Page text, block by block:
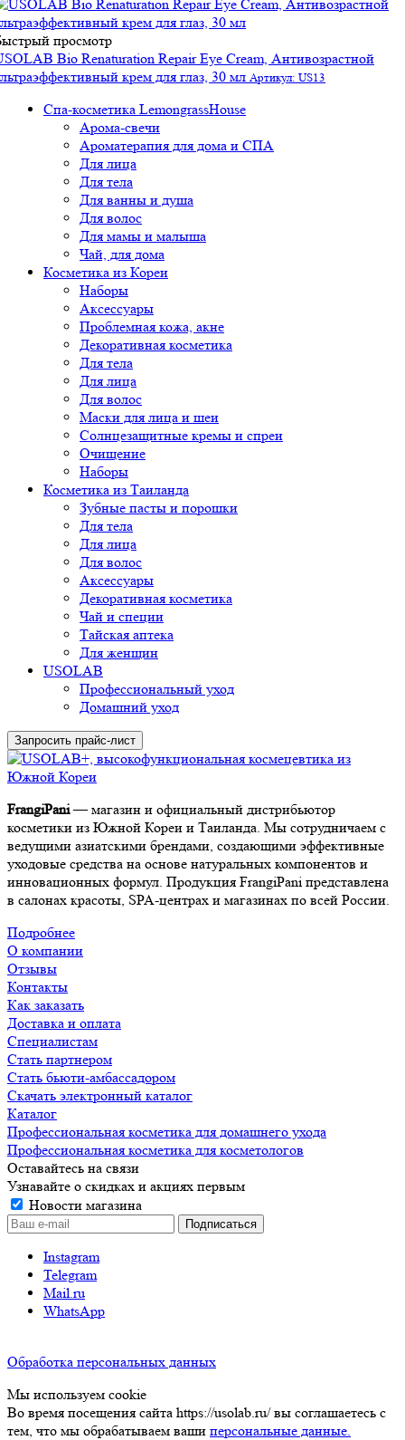
просмотр
Bio Renaturation Repair Eye Cream, Антивозрастной
крем для глаз, 30 мл Артикул: US13
Спа-косметика LemongrassHouse
Арома-свечи
Ароматерапия для дома и СПА
Для лица
Для тела
Для ванны и душа
Для волос
Для мамы и малыша
Чай, для дома
Косметика из Кореи
Наборы
Аксессуары
Проблемная кожа, акне
Декоративная косметика
Для тела
Для лица
Для волос
Маски для лица и шеи
Солнцезащитные кремы и спреи
Очищение
Наборы
Косметика из Таиланда
Зубные пасты и порошки
Для тела
Для лица
Для волос
Аксессуары
Декоративная косметика
Чай и специи
Тайская аптека
Для женщин
USOLAB
Профессиональный уход
Домашний уход
Запросить прайс-лист
FrangiPani— магазин и официальный дистрибьютор
косметики из Южной Кореи и Таиланда. Мы сотрудничаем с
ведущими азиатскими брендами, создающими эффективные
уходовые средства на основе натуральных компонентов и
инновационных формул. Продукция FrangiPani представлена
в салонах красоты, SPA-центрах и магазинах по всей России.
Подробнее
О компании
Отзывы
Контакты
Как заказать
Доставка и оплата
Специалистам
Стать партнером
Стать бьюти-амбассадором
Скачать электронный каталог
Каталог
Профессиональная косметика для домашнего ухода
Профессиональная косметика для косметологов
Оставайтесь на связи
Узнавайте о скидках и акциях первым
Новости магазина
Instagram
Telegram
Mail.ru
WhatsApp
Обработка персональных данных
Мы используем cookie
Во время посещения сайта https://usolab.ru/ вы соглашаетесь с
тем, что мы обрабатываем ваши персональные данные.